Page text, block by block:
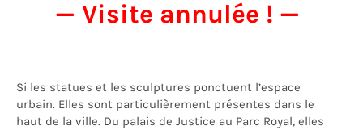
— Visite annulée ! —
Si les statues et les sculptures ponctuent l’espace
urbain. Elles sont particulièrement présentes dans le
haut de la ville. Du palais de Justice au Parc Royal, elles